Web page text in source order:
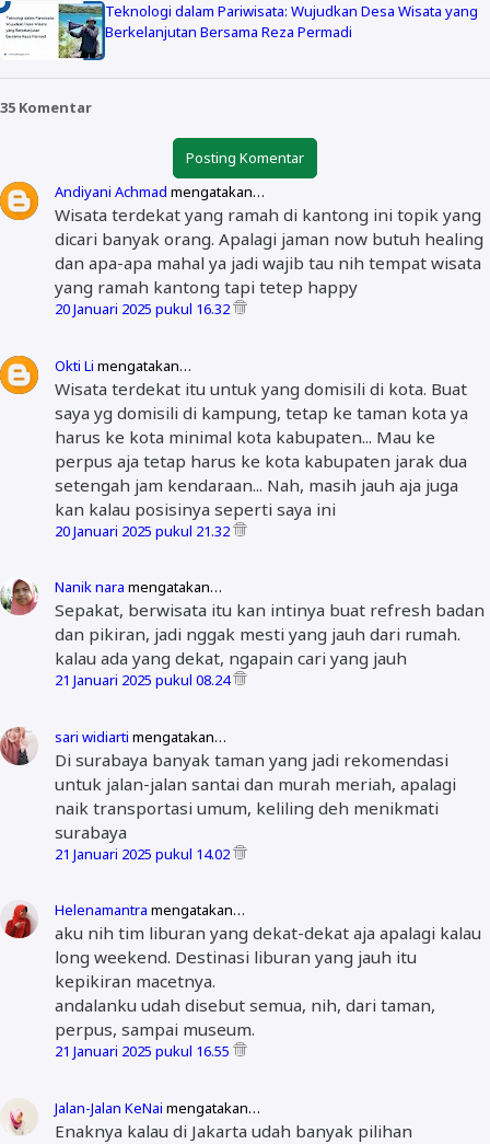
Teknologi dalam Pariwisata: Wujudkan Desa Wisata yang
Berkelanjutan Bersama Reza Permadi
35 Komentar
Posting Komentar
Andiyani Achmad mengatakan…
Wisata terdekat yang ramah di kantong ini topik yang
dicari banyak orang. Apalagi jaman now butuh healing
dan apa-apa mahal ya jadi wajib tau nih tempat wisata
yang ramah kantong tapi tetep happy
20 Januari 2025 pukul 16.32
Okti Li mengatakan…
Wisata terdekat itu untuk yang domisili di kota. Buat
saya yg domisili di kampung, tetap ke taman kota ya
harus ke kota minimal kota kabupaten... Mau ke
perpus aja tetap harus ke kota kabupaten jarak dua
setengah jam kendaraan... Nah, masih jauh aja juga
kan kalau posisinya seperti saya ini
20 Januari 2025 pukul 21.32
Nanik nara mengatakan…
Sepakat, berwisata itu kan intinya buat refresh badan
dan pikiran, jadi nggak mesti yang jauh dari rumah.
kalau ada yang dekat, ngapain cari yang jauh
21 Januari 2025 pukul 08.24
sari widiarti mengatakan…
Di surabaya banyak taman yang jadi rekomendasi
untuk jalan-jalan santai dan murah meriah, apalagi
naik transportasi umum, keliling deh menikmati
surabaya
21 Januari 2025 pukul 14.02
Helenamantra mengatakan…
aku nih tim liburan yang dekat-dekat aja apalagi kalau
long weekend. Destinasi liburan yang jauh itu
kepikiran macetnya.
andalanku udah disebut semua, nih, dari taman,
perpus, sampai museum.
21 Januari 2025 pukul 16.55
Jalan-Jalan KeNai mengatakan…
Enaknya kalau di Jakarta udah banyak pilihan